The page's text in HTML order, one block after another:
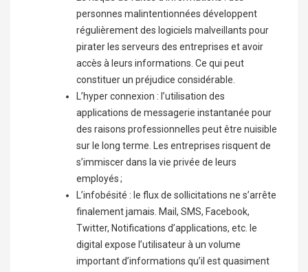
personnes malintentionnées développent
régulièrement des logiciels malveillants pour
pirater les serveurs des entreprises et avoir
accès à leurs informations. Ce qui peut
constituer un préjudice considérable.
L’hyper connexion : l’utilisation des
applications de messagerie instantanée pour
des raisons professionnelles peut être nuisible
sur le long terme. Les entreprises risquent de
s’immiscer dans la vie privée de leurs
employés ;
L’infobésité : le flux de sollicitations ne s’arrête
finalement jamais. Mail, SMS, Facebook,
Twitter, Notifications d’applications, etc. le
digital expose l’utilisateur à un volume
important d’informations qu’il est quasiment